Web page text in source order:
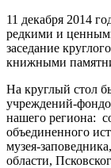
11 декабря 2014
редкими и
заседание
книжными
На круглый стол
учреждений-
нашего региона:
объединенного
музея-
области,